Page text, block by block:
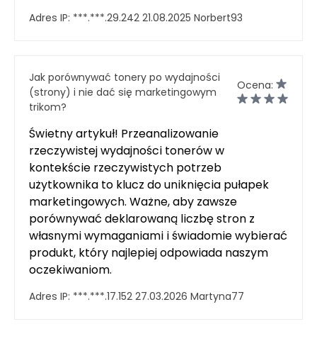
Adres IP: ***.***.29.242 21.08.2025 Norbert93
Jak porównywać tonery po wydajności
(strony) i nie dać się marketingowym
trikom?
Ocena:
Świetny artykuł! Przeanalizowanie
rzeczywistej wydajności tonerów w
kontekście rzeczywistych potrzeb
użytkownika to klucz do uniknięcia pułapek
marketingowych. Ważne, aby zawsze
porównywać deklarowaną liczbę stron z
własnymi wymaganiami i świadomie wybierać
produkt, który najlepiej odpowiada naszym
oczekiwaniom.
Adres IP: ***.***.17.152 27.03.2026 Martyna77